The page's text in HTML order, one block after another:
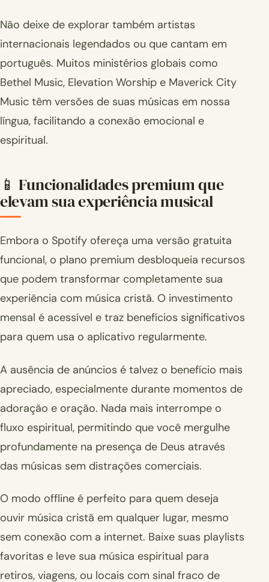
Não deixe de explorar também artistas
internacionais legendados ou que cantam em
português. Muitos ministérios globais como
Bethel Music, Elevation Worship e Maverick City
Music têm versões de suas músicas em nossa
língua, facilitando a conexão emocional e
espiritual.
📱 Funcionalidades premium que
elevam sua experiência musical
Embora o Spotify ofereça uma versão gratuita
funcional, o plano premium desbloqueia recursos
que podem transformar completamente sua
experiência com música cristã. O investimento
mensal é acessível e traz benefícios significativos
para quem usa o aplicativo regularmente.
A ausência de anúncios é talvez o benefício mais
apreciado, especialmente durante momentos de
adoração e oração. Nada mais interrompe o
fluxo espiritual, permitindo que você mergulhe
profundamente na presença de Deus através
das músicas sem distrações comerciais.
O modo offline é perfeito para quem deseja
ouvir música cristã em qualquer lugar, mesmo
sem conexão com a internet. Baixe suas playlists
favoritas e leve sua música espiritual para
retiros, viagens, ou locais com sinal fraco de